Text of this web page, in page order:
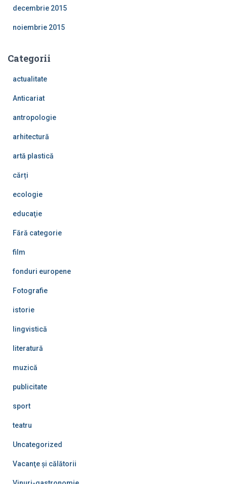
decembrie 2015
noiembrie 2015
Categorii
actualitate
Anticariat
antropologie
arhitectură
artă plastică
cărți
ecologie
educaţie
Fără categorie
film
fonduri europene
Fotografie
istorie
lingvistică
literatură
muzică
publicitate
sport
teatru
Uncategorized
Vacanţe şi călătorii